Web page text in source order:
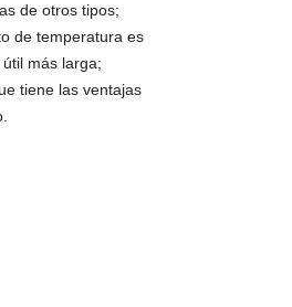
de otros tipos;
de temperatura es
más larga;
tiene las ventajas